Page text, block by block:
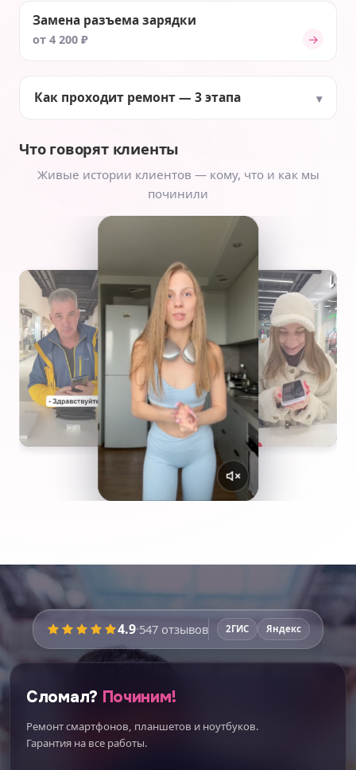
Замена разъема зарядки
от 4 200 ₽ →
Как проходит ремонт — 3 этапа
Что говорят клиенты
Живые истории клиентов — кому, что и как мы
починили
4.9·547 отзывов 2ГИС Яндекс
Сломал? Починим!
Ремонт смартфонов, планшетов и ноутбуков.
Гарантия на все работы.